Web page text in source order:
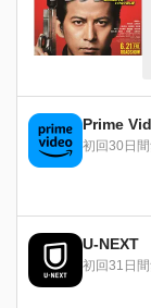
Prime
初回30日
U-NEXT
初回31日